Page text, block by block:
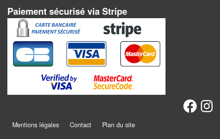
Accessoires
Backgammon
Jeux
traditionnels
Dominos
de
Paiement sécurisé via Stripe
Mentions légales Contact Plan du site